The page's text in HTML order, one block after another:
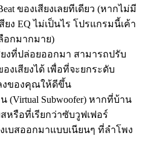
ของเสียงเลยทีเดียว (หากไม่มี
ง EQ ไม่เป็นไร โปรแกรมนี้เค้า
อกมากมาย)
งที่ปล่อยออกมา สามารถปรับ
องเสียงได้ เพื่อที่จะยกระดับ
งของคุณให้ดีขึ้น
(Virtual Subwoofer) หากที่บ้าน
หรือที่เรียกว่าซับวูฟเฟอร์
เบสออกมาแบบเนียนๆ ที่ลำโพง